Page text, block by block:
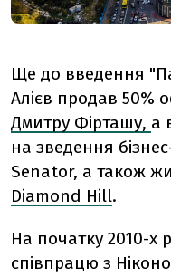
Ще до введення
Алієв продав 50%
Дмитру Фірташу, а
на зведення
Senator, а також
Diamond Hill.
На початку 2010-х
співпрацю з